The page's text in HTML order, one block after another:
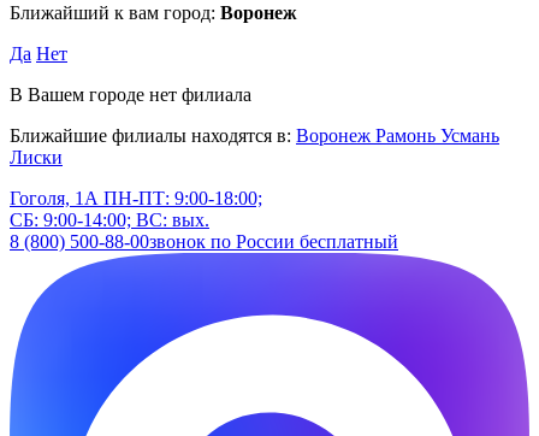
Ближайший к вам город: Воронеж
Да Нет
В Вашем городе нет филиала
Ближайшие филиалы находятся в: Воронеж Рамонь Усмань
Лиски
Гоголя, 1А ПН-ПТ: 9:00-18:00;
СБ: 9:00-14:00; ВС: вых.
8 (800) 500-88-00звонок по России бесплатный